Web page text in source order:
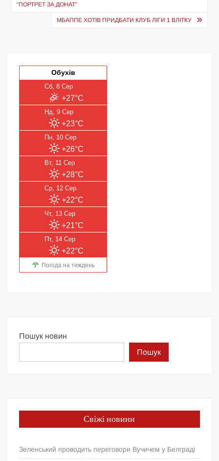
“ПОРТРЕТ ЗА ДОНАТ”
МБАППЕ ХОТІВ ПРИДБАТИ КЛУБ ЛІГИ 1 ВЛІТКУ
Обухів
Сб, 8 Сер
+27°C
Нд, 9 Сер
+23°C
Пн, 10 Сер
+26°C
Вт, 11 Сер
+28°C
Ср, 12 Сер
+22°C
Чт, 13 Сер
+21°C
Пт, 14 Сер
+22°C
Погода на тиждень
Пошук новин
Пошук
Свіжі новини
Зеленський проводить переговори Вучичем у Белграді